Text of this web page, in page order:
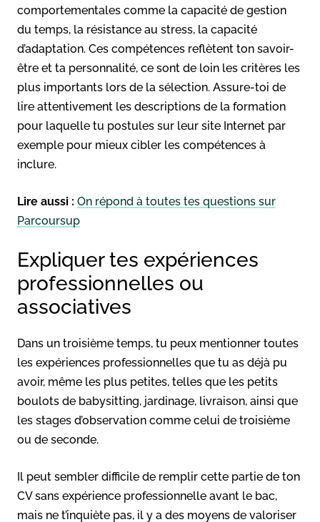
comportementales comme la capacité de gestion
du temps, la résistance au stress, la capacité
d’adaptation. Ces compétences reflètent ton savoir-
être et ta personnalité, ce sont de loin les critères les
plus importants lors de la sélection. Assure-toi de
lire attentivement les descriptions de la formation
pour laquelle tu postules sur leur site Internet par
exemple pour mieux cibler les compétences à
inclure.
Lire aussi : On répond à toutes tes questions sur
Parcoursup
Expliquer tes expériences
professionnelles ou
associatives
Dans un troisième temps, tu peux mentionner toutes
les expériences professionnelles que tu as déjà pu
avoir, même les plus petites, telles que les petits
boulots de babysitting, jardinage, livraison, ainsi que
les stages d’observation comme celui de troisième
ou de seconde.
Il peut sembler difficile de remplir cette partie de ton
CV sans expérience professionnelle avant le bac,
mais ne t’inquiète pas, il y a des moyens de valoriser